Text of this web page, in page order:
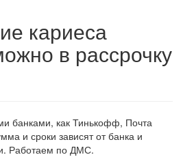
кариеса
в рассрочку
банками, как Тинькофф, Почта
и сроки зависят от банка и
Работаем по ДМС.